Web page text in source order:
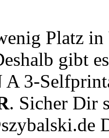
Platz in
gibt
A 3-
. Sicher Dir